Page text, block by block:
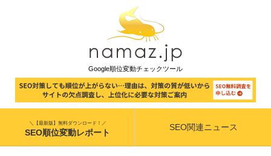
Google順位変動チェックツール
＼【最新版】無料ダウンロード！／
SEO順位変動レポート
SEO関連ニュース